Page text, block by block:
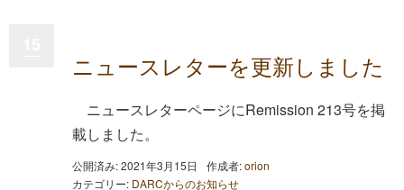
ニュースレターを更新しました
ニュースレターページにRemission 213号を掲
載しました。
公開済み: 2021年3月15日 作成者:orion
カテゴリー: DARCからのお知らせ